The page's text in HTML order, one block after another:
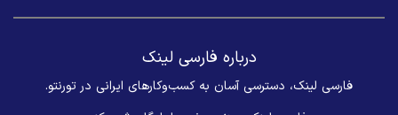
درباره فارسی لینک
فارسی لینک، دسترسی آسان به کسب‌وکارهای ایرانی در تورنتو.